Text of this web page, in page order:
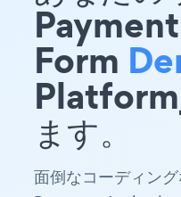
Form
ます。
面倒なコーディン